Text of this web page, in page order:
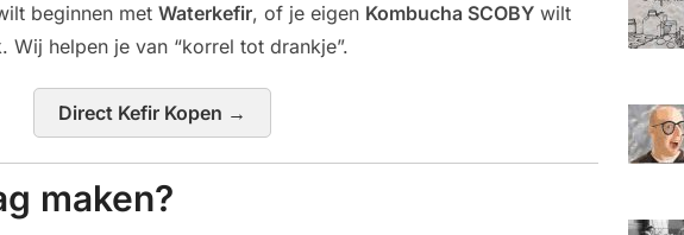
beginnen met Waterkefir, of je eigen Kombucha SCOBY wilt
helpen je van “korrel tot drankje”.
Direct Kefir Kopen →
maken?